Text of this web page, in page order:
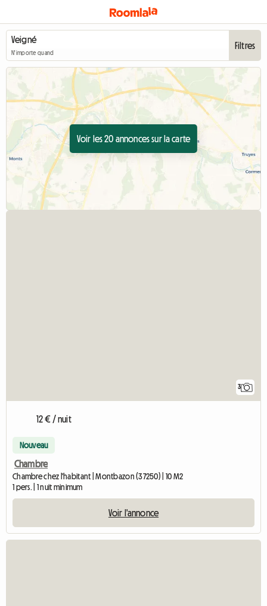
N'importe quand
Filtres
Voir les 20 annonces sur la carte
3
12 € / nuit
Nouveau
Chambre
Chambre chez l'habitant | Montbazon (37250) | 10 M2
1 pers. | 1 nuit minimum
Voir l'annonce